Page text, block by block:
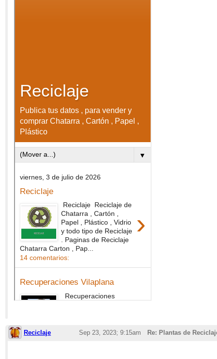
Reciclaje Sep 23, 2023; 9:15am Re: Plantas de